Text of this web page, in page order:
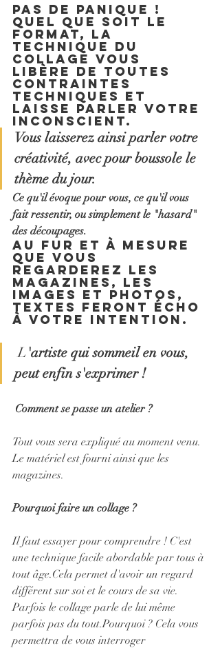
Pas de panique !
Quel que soit le
format, la
technique du
collage vous
libère de toutes
contraintes
techniques et
laisse parler votre
inconscient.
Vous laisserez ainsi parler votre
créativité, avec pour boussole le
thème du jour.
Ce qu'il évoque pour vous, ce qu'il vous
fait ressentir, ou simplement le "hasard"
des découpages.
Au fur et à mesure
que vous
regarderez les
magazines, les
images et photos,
textes feront écho
à votre intention.
L 'artiste qui sommeil en vous,
peut enfin s'exprimer !
Comment se passe un atelier ?
Tout vous sera expliqué au moment venu.
Le matériel est fourni ainsi que les
magazines.
Pourquoi faire un collage ?
Il faut essayer pour comprendre ! C'est
une technique facile abordable par tous à
tout âge.Cela permet d'avoir un regard
différent sur soi et le cours de sa vie.
Parfois le collage parle de lui même
parfois pas du tout.Pourquoi ? Cela vous
permettra de vous interroger